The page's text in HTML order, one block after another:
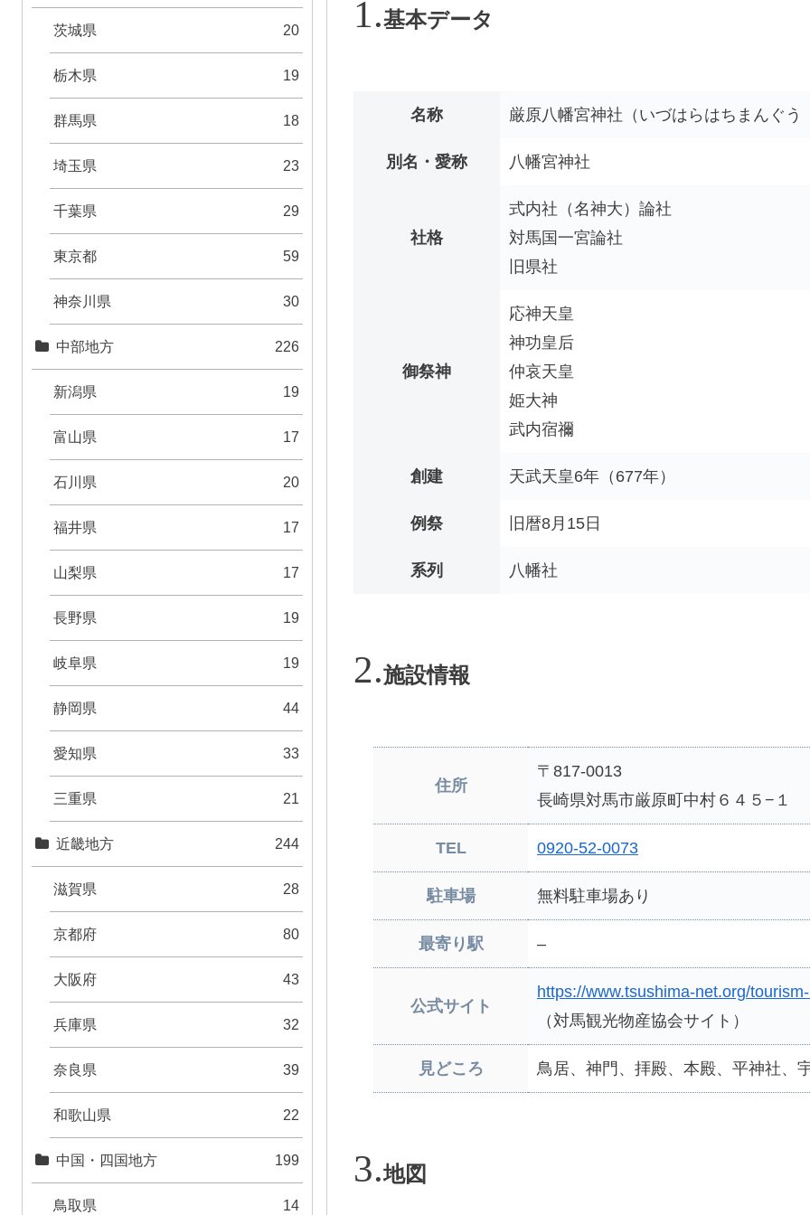
基本データ
名称 厳原八幡宮神社（いづはらはちまんぐう
別名・愛称 八幡宮神社
社格
式内社（名神大）論社
対馬国一宮論社
旧県社
御祭神
応神天皇
神功皇后
仲哀天皇
姫大神
武内宿禰
創建 天武天皇6年（677年）
例祭 旧暦8月15日
系列 八幡社
施設情報
住所
〒817-0013
長崎県対馬市厳原町中村６４５−１
TEL 0920-52-0073
駐車場 無料駐車場あり
最寄り駅 –
公式サイト
https://www.tsushima-net.org/
（対馬観光物産協会サイト）
見どころ 鳥居、神門、拝殿、本殿、平神社、
地図
茨城県 20
栃木県 19
群馬県 18
埼玉県 23
千葉県 29
東京都 59
神奈川県 30
中部地方 226
新潟県 19
富山県 17
石川県 20
福井県 17
山梨県 17
長野県 19
岐阜県 19
静岡県 44
愛知県 33
三重県 21
近畿地方 244
滋賀県 28
京都府 80
大阪府 43
兵庫県 32
奈良県 39
和歌山県 22
中国・四国地方 199
鳥取県 14